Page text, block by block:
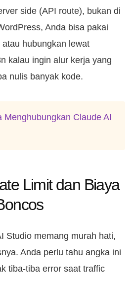
side (API route), bukan di
Anda bisa pakai
hubungkan lewat
kalau ingin alur kerja yang
nulis banyak kode.
Menghubungkan Claude AI
Limit dan Biaya
Studio memang murah hati,
Anda perlu tahu angka ini
tiba-tiba error saat traffic